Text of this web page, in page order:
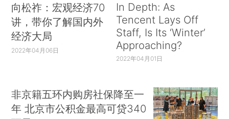
向松祚：宏观经济70
讲，带你了解国内外
经济大局
2022年04月06日
In Depth: As
Tencent Lays Off
Staff, Is Its ‘Winter’
Approaching?
2022年04月01日
非京籍五环内购房社保降至一
年 北京市公积金最高可贷340